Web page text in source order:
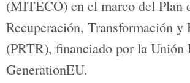
Cauce del río Barxell / Foto: AjuA
El Ayuntamiento de Alcoy
que se empezarán dos de los